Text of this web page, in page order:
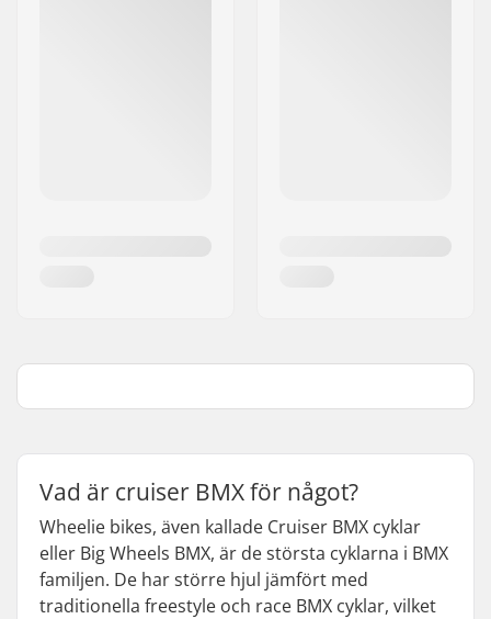
Vad är cruiser BMX för något?
Wheelie bikes, även kallade Cruiser BMX cyklar
eller Big Wheels BMX, är de största cyklarna i BMX
familjen. De har större hjul jämfört med
traditionella freestyle och race BMX cyklar, vilket